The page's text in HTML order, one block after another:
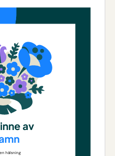
av
hälsning